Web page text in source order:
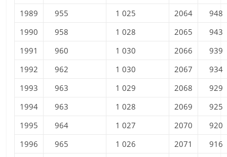
1989
955 1 025 2064
948
1990
958 1 028 2065
943
1991
960 1 030 2066
939
1992
962 1 030 2067
934
1993
963 1 029 2068
929
1994
963 1 028 2069
925
1995
964 1 027 2070
920
1996
965 1 026 2071
916